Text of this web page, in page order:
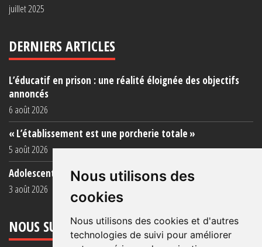
Nous utilisons des
cookies
Nous utilisons des cookies et d'autres
technologies de suivi pour améliorer
juillet 2025
DERNIERS ARTICLES
L’éducatif en prison : une réalité éloignée des objectifs
annoncés
6 août 2026
« L’établissement est une porcherie totale »
5 août 2026
Adolescent·es incarcéré·es : une faillite collective
3 août 2026
NOUS SUIVRE